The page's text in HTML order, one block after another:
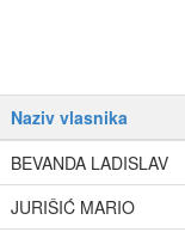
Naziv vlasnika
BEVANDA LADISLAV
JURIŠIĆ MARIO